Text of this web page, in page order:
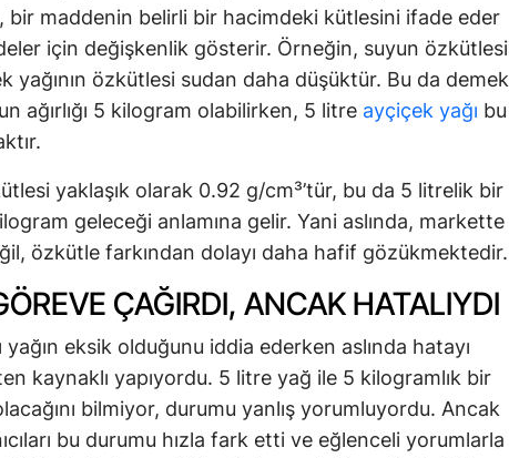
bir maddenin belirli bir hacimdeki kütlesini ifade eder
için değişkenlik gösterir. Örneğin, suyun özkütlesi
yağının özkütlesi sudan daha düşüktür. Bu da demek
ağırlığı 5 kilogram olabilirken, 5 litre ayçiçek yağı bu
yaklaşık olarak 0.92 g/cm³’tür, bu da 5 litrelik bir
geleceği anlamına gelir. Yani aslında, markette
özkütle farkından dolayı daha hafif gözükmektedir.
ÇAĞIRDI, ANCAK HATALIYDI
yağın eksik olduğunu iddia ederken aslında hatayı
kaynaklı yapıyordu. 5 litre yağ ile 5 kilogramlık bir
bilmiyor, durumu yanlış yorumluyordu. Ancak
bu durumu hızla fark etti ve eğlenceli yorumlarla